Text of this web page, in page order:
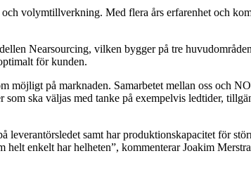
volymtillverkning. Med flera års erfarenhet och
Nearsourcing, vilken bygger på tre
för kunden.
möjligt på marknaden. Samarbetet mellan oss och
ska väljas med tanke på exempelvis ledtider,
samt har produktionskapacitet för
enkelt har helheten”, kommenterar Joakim